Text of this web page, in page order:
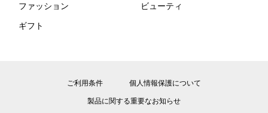
ファッション ビューティ
ギフト
ご利用条件 個人情報保護について
製品に関する重要なお知らせ